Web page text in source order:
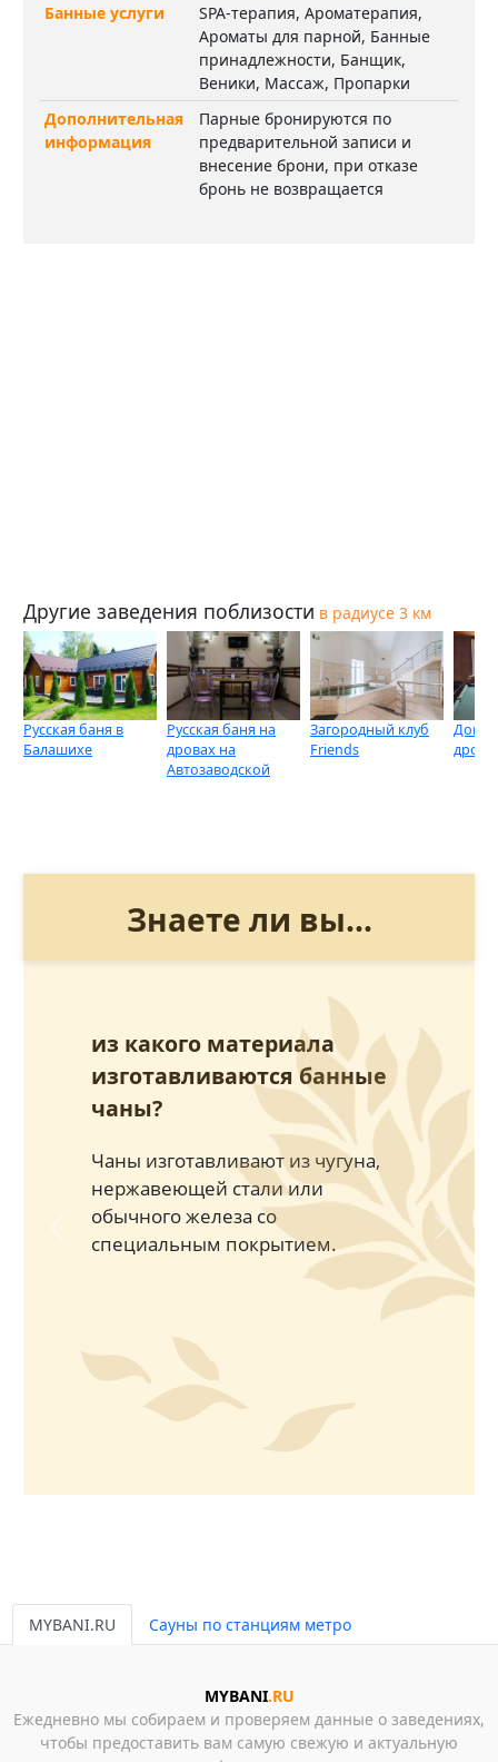
Банные услуги
SPA-терапия, Ароматерапия,
Ароматы для парной, Банные
принадлежности, Банщик,
Веники, Массаж, Пропарки
Дополнительная
информация
Парные бронируются по
предварительной записи и
внесение брони, при отказе
бронь не возвращается
Другие заведения поблизости в радиусе 3 км
Русская баня в
Балашихе
Русская баня на
дровах на
Автозаводской
Загородный клуб
Friends
Знаете ли вы...
из какого материала
изготавливаются банные
чаны?
Чаны изготавливают из чугуна,
нержавеющей стали или
обычного железа со
специальным покрытием.
Previous Next
MYBANI.RU Сауны по станциям метро
MYBANI.RU
Ежедневно мы собираем и проверяем данные о заведениях,
чтобы предоставить вам самую свежую и актуальную